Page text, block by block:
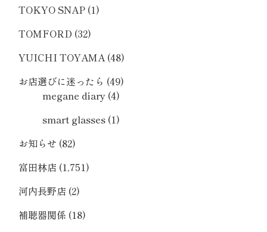
TOKYO SNAP (1)
TOMFORD (32)
YUICHI TOYAMA(48)
お店選びに迷ったら (49)
megane diary (4)
smart glasses (1)
お知らせ (82)
富田林店 (1,751)
河内長野店 (2)
補聴器関係 (18)